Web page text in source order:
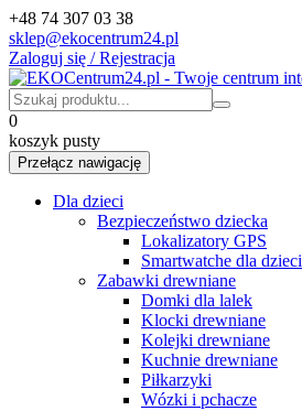
+48 74 307 03 38
sklep@ekocentrum24.pl
Zaloguj się / Rejestracja
0
koszyk pusty
Przełącz nawigację
Dla dzieci
Bezpieczeństwo dziecka
Lokalizatory GPS
Smartwatche dla dzieci
Zabawki drewniane
Domki dla lalek
Klocki drewniane
Kolejki drewniane
Kuchnie drewniane
Piłkarzyki
Wózki i pchacze